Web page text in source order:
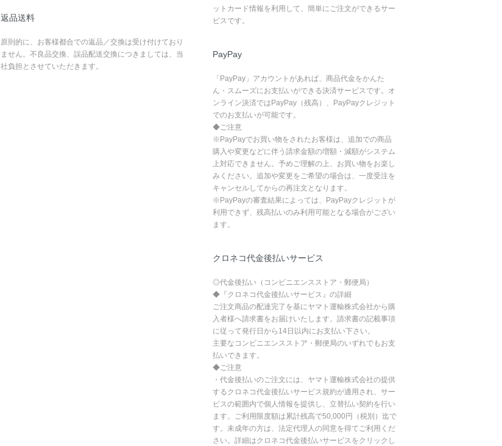
返品送料
原則的に、お客様都合での返品／交換は受け付けており
ません。不良品交換、誤品配送交換につきましては、当
社負担とさせていただきます。
ットカード情報を利用して、簡単にご注文ができるサー
ビスです。
PayPay
「PayPay」アカウントがあれば、商品代金をかんた
ん・スムーズにお支払いができる決済サービスです。オ
ンライン決済ではPayPay（残高）、PayPayクレジット
でのお支払いが可能です。
◆ご注意
※PayPayでお買い物をされたお客様は、追加での商品
購入や変更などに伴う請求金額の増額・減額がシステム
上対応できません。予めご理解の上、お買い物をお楽し
みください。追加や変更をご希望の場合は、一度受注を
キャンセルしてからの再注文となります。
※PayPayの審査結果によっては、PayPayクレジットが
利用できず、残高払いのみ利用可能となる場合がござい
ます。
クロネコ代金後払いサービス
◎代金後払い（コンビニエンスストア・郵便局）
◆『クロネコ代金後払いサービス』の詳細
ご注文商品の配達完了を基にヤマト運輸株式会社から購
入者様へ請求書をお届けいたします。請求書の記載事項
に従って発行日から14日以内にお支払い下さい。
主要なコンビニエンスストア・郵便局のいずれでもお支
払いできます。
◆ご注意
・代金後払いのご注文には、ヤマト運輸株式会社の提供
するクロネコ代金後払いサービス規約が適用され、サー
ビスの範囲内で個人情報を提供し、立替払い契約を行い
ます。ご利用限度額は累計残高で50,000円（税別）迄で
す。未成年の方は、法定代理人の同意を得てご利用くだ
さい。詳細はクロネコ代金後払いサービスをクリックし